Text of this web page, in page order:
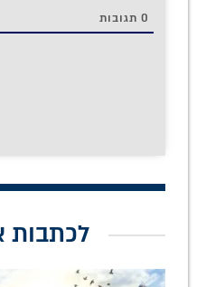
0 תגובות
לכתבות